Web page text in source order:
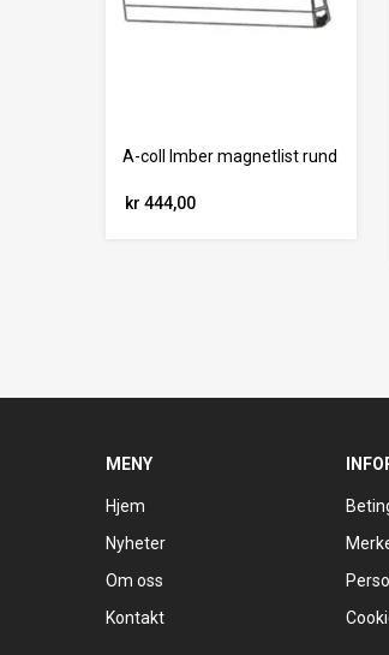
A-coll Imber magnetlist rund
kr 444,00
MENY
Hjem
Nyheter
Om oss
Kontakt